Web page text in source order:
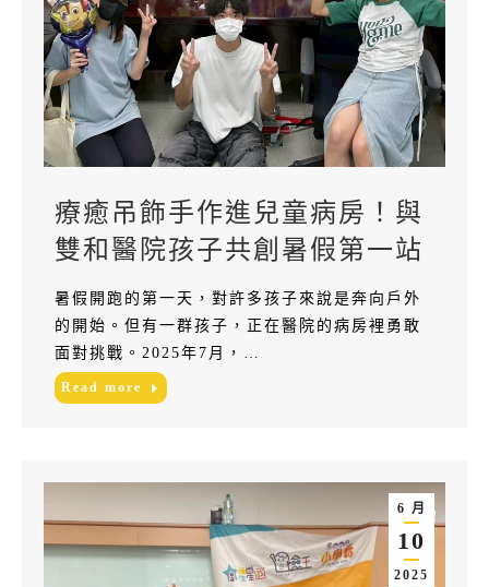
療癒吊飾手作進兒童病房！與
雙和醫院孩子共創暑假第一站
暑假開跑的第一天，對許多孩子來說是奔向戶外
的開始。但有一群孩子，正在醫院的病房裡勇敢
面對挑戰。2025年7月，…
Read more
6 月
10
2025